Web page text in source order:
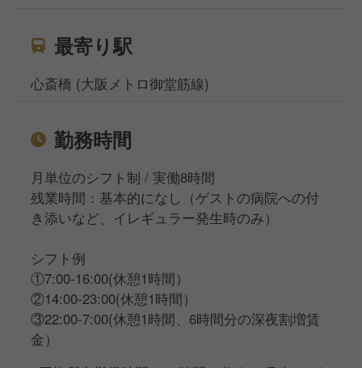
最寄り駅
心斎橋 (大阪メトロ御堂筋線)
勤務時間
月単位のシフト制 / 実働8時間
残業時間：基本的になし（ゲストの病院への付
き添いなど、イレギュラー発生時のみ）
シフト例
①7:00-16:00(休憩1時間）
②14:00-23:00(休憩1時間）
③22:00-7:00(休憩1時間、6時間分の深夜割増賃
金）